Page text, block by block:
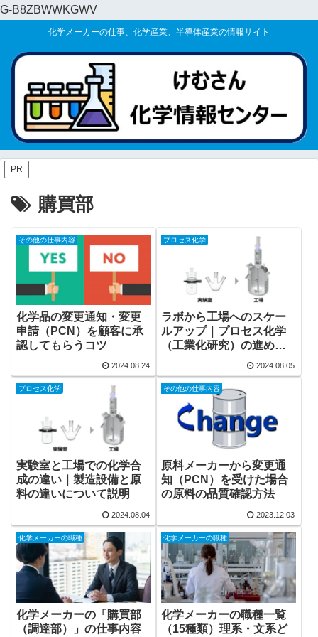
G-B8ZBWWKGWV
化学メーカーの仕事、化学産業、半導体産業の情報サイト
PR
購買部
その他の仕事内容
化学品の変更通知・変更
申請（PCN）を顧客に承
認してもらうコツ
2024.08.24
プロセス化学
ラボから工場へのスケー
ルアップ｜プロセス化学
（工業化研究）の進め方
2024.08.05
プロセス化学
実験室と工場での化学合
成の違い｜製造設備と原
料の違いについて説明
2024.08.04
その他の仕事内容
原料メーカーから変更通
知（PCN）を受けた場合
の原料の品質確認方法
2023.12.03
化学メーカーの職種
化学メーカーの「購買部
（調達部）」の仕事内容
化学メーカーの職種
化学メーカーの職種一覧
（15種類）理系・文系ど